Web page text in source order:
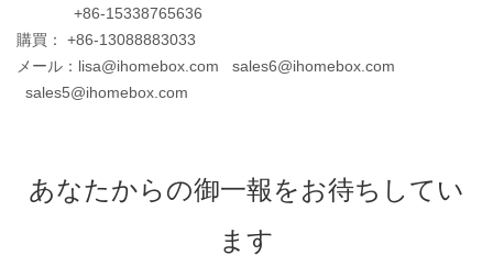
+86-15338765636
購買： +86-13088883033
メール：lisa@ihomebox.com sales6@ihomebox.com
sales5@ihomebox.com
あなたからの御一報をお待ちしてい
ます